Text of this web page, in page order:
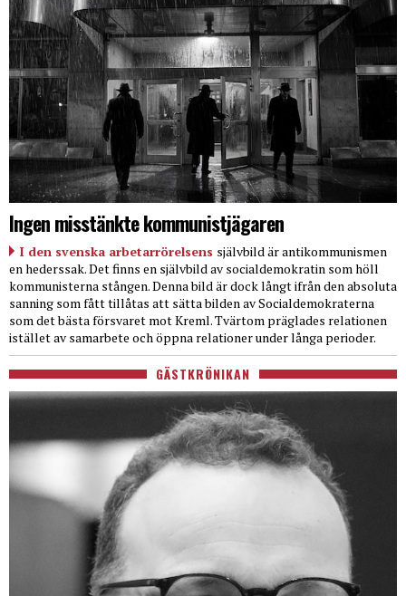
Ingen misstänkte kommunistjägaren
I den svenska arbetarrörelsens självbild är antikommunismen
en hederssak. Det finns en självbild av socialdemokratin som höll
kommunisterna stången. Denna bild är dock långt ifrån den absoluta
sanning som fått tillåtas att sätta bilden av Socialdemokraterna
som det bästa försvaret mot Kreml. Tvärtom präglades relationen
istället av samarbete och öppna relationer under långa perioder.
GÄSTKRÖNIKAN